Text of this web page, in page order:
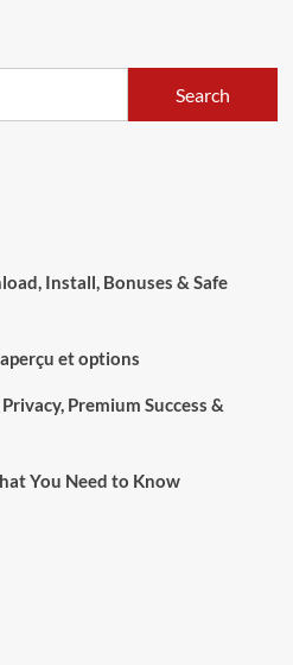
Search
Install, Bonuses & Safe
et options
Premium Success &
You Need to Know